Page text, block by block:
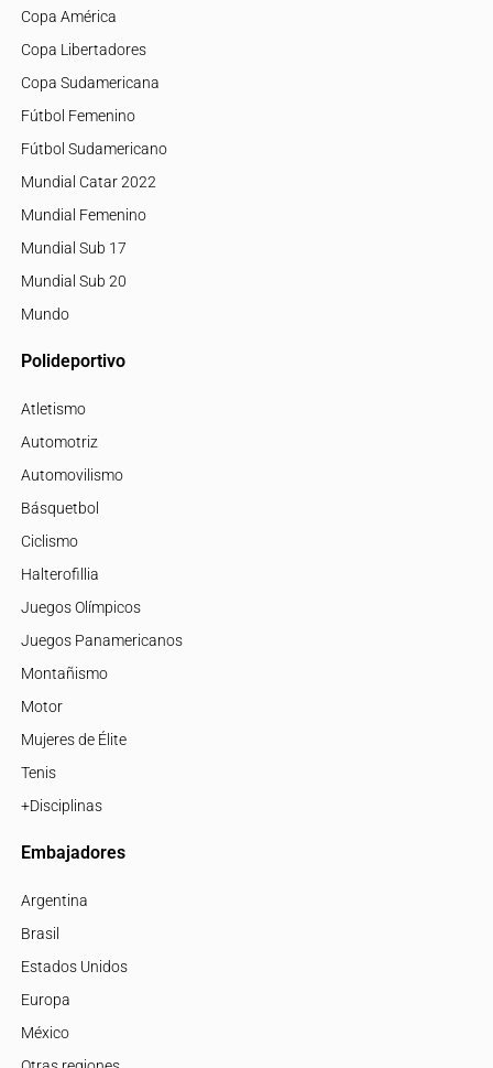
Copa América
Copa Libertadores
Copa Sudamericana
Fútbol Femenino
Fútbol Sudamericano
Mundial Catar 2022
Mundial Femenino
Mundial Sub 17
Mundial Sub 20
Mundo
Polideportivo
Atletismo
Automotriz
Automovilismo
Básquetbol
Ciclismo
Halterofillia
Juegos Olímpicos
Juegos Panamericanos
Montañismo
Motor
Mujeres de Élite
Tenis
+Disciplinas
Embajadores
Argentina
Brasil
Estados Unidos
Europa
México